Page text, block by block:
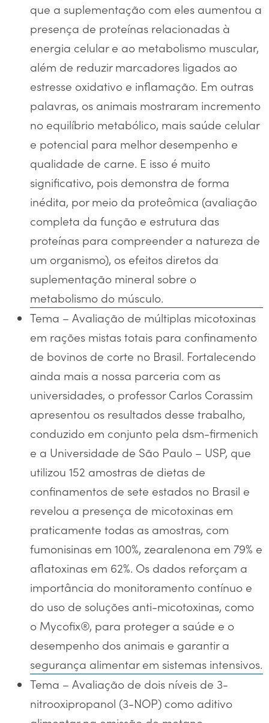
que a suplementação com eles aumentou a
presença de proteínas relacionadas à
energia celular e ao metabolismo muscular,
além de reduzir marcadores ligados ao
estresse oxidativo e inflamação. Em outras
palavras, os animais mostraram incremento
no equilíbrio metabólico, mais saúde celular
e potencial para melhor desempenho e
qualidade de carne. E isso é muito
significativo, pois demonstra de forma
inédita, por meio da proteômica (avaliação
completa da função e estrutura das
proteínas para compreender a natureza de
um organismo), os efeitos diretos da
suplementação mineral sobre o
metabolismo do músculo.
Tema – Avaliação de múltiplas micotoxinas
em rações mistas totais para confinamento
de bovinos de corte no Brasil. Fortalecendo
ainda mais a nossa parceria com as
universidades, o professor Carlos Corassim
apresentou os resultados desse trabalho,
conduzido em conjunto pela dsm-firmenich
e a Universidade de São Paulo – USP, que
utilizou 152 amostras de dietas de
confinamentos de sete estados no Brasil e
revelou a presença de micotoxinas em
praticamente todas as amostras, com
fumonisinas em 100%, zearalenona em 79% e
aflatoxinas em 62%. Os dados reforçam a
importância do monitoramento contínuo e
do uso de soluções anti-micotoxinas, como
o Mycofix®, para proteger a saúde e o
desempenho dos animais e garantir a
segurança alimentar em sistemas intensivos.
Tema – Avaliação de dois níveis de 3-
nitrooxipropanol (3-NOP) como aditivo